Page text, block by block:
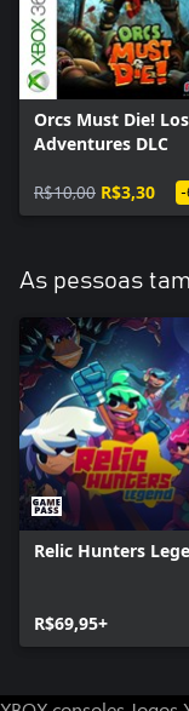
Orcs Must Die!
Adventures DLC
R$10,00 R$3,30 -
As pessoas
Relic Hunters
R$69,95+